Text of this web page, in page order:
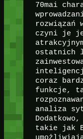
70mai
rozwiązań
czyni je
ostatnich
coraz
funkcje,
analiza
takie jak